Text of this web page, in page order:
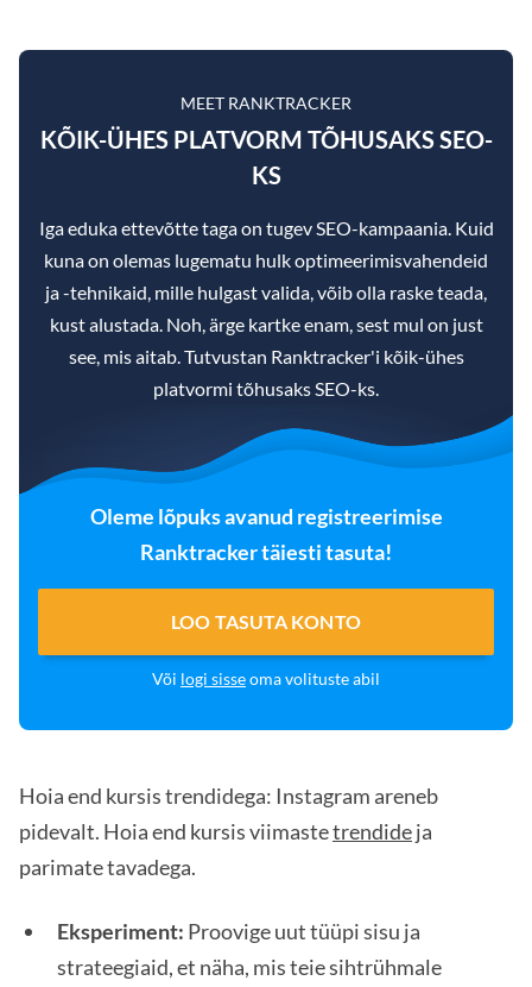
MEET RANKTRACKER
KÕIK-ÜHES PLATVORM TÕHUSAKS SEO-
KS
Iga eduka ettevõtte taga on tugev SEO-kampaania. Kuid
kuna on olemas lugematu hulk optimeerimisvahendeid
ja -tehnikaid, mille hulgast valida, võib olla raske teada,
kust alustada. Noh, ärge kartke enam, sest mul on just
see, mis aitab. Tutvustan Ranktracker'i kõik-ühes
platvormi tõhusaks SEO-ks.
Oleme lõpuks avanud registreerimise
Ranktracker täiesti tasuta!
LOO TASUTA KONTO
Või logi sisseoma volituste abil
Hoia end kursis trendidega: Instagram areneb
pidevalt. Hoia end kursis viimastetrendideja
parimate tavadega.
Eksperiment: Proovige uut tüüpi sisu ja
strateegiaid, et näha, mis teie sihtrühmale